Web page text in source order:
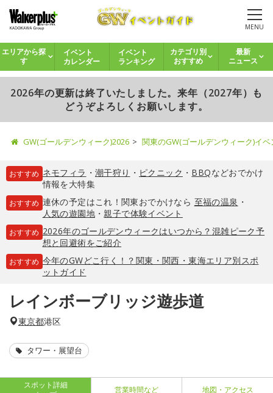
MENU
エリアから探
す
イベント
カレンダー
イベント
ランキング
カテゴリ別
おすすめ
最新
ニュース
2026年の更新は終了いたしました。来年（2027年）も
どうぞよろしくお願いします。
GW(ゴールデンウィーク)2026 関東のGW(ゴールデンウィーク)イ
おすすめ ネモフィラ ・ 潮干狩り ・ ピクニック ・ BBQなどおでかけ
情報を大特集
おすすめ 連休の予定はこれ！関東おでかけなら 至福の温泉 ・
人気の遊園地・親子で体験イベント
おすすめ 2026年のゴールデンウィークはいつから？混雑ピーク予
想と回避術をご紹介
おすすめ 今年のGWどこ行く！？関東・関西・東海エリア別スポ
ットガイド
レインボーブリッジ遊歩道
東京都港区
タワー・展望台
スポット詳細
営業時間など 地図・アクセス